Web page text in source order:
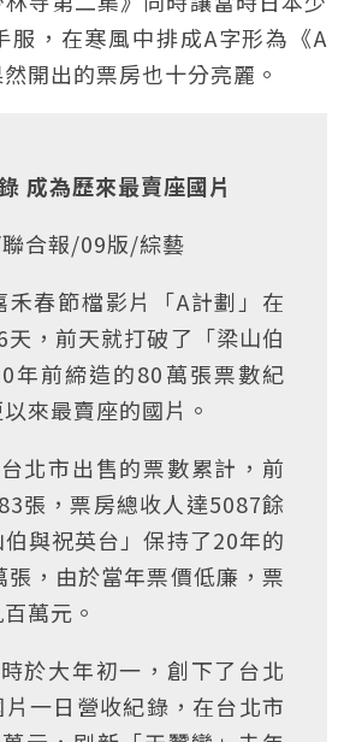
服，在寒風中排成A字形為《A
開出的票房也十分亮麗。
成為歷來最賣座國片
合報/09版/綜藝
禾春節檔影片「A計劃」在
天，前天就打破了「梁山伯
年前締造的80萬張票數紀
來最賣座的國片。
台北市出售的票數累計，前
張，票房總收人達5087餘
與祝英台」保持了20年的
，由於當年票價低廉，票
萬元。
時於大年初一，創下了台北
一日營收紀錄，在台北市